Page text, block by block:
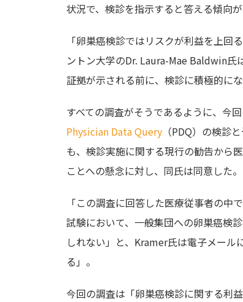
状況で、検診を指示すると答える傾向が
「卵巣癌検診ではリスクが利益を上
ントン大学のDr. Laura-Mae Baldwin氏
証拠が示される前に、検診に積極的に
すべての調査がそうであるように、今
Physician Data Query （PDQ）の検診
も、検診実施に関する現行の勧告から
ことへの懸念に対し、同氏は同意した。
「この調査に回答した医療従事者の中
試験において、一般集団への卵巣癌検
しれない」と、Kramer氏は電子メー
る」。
今回の調査は「卵巣癌検診に関する利